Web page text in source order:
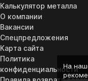
Калькулятор металла
О компании
Вакансии
Спецпредложения
Карта сайта
Политика
конфиденциальности
На